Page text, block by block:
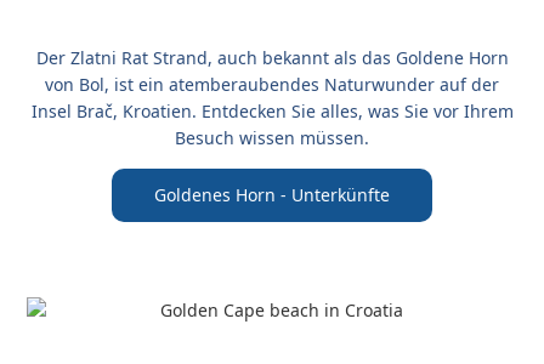
Der Zlatni Rat Strand, auch bekannt als das Goldene Horn
von Bol, ist ein atemberaubendes Naturwunder auf der
Insel Brač, Kroatien. Entdecken Sie alles, was Sie vor Ihrem
Besuch wissen müssen.
Goldenes Horn - Unterkünfte